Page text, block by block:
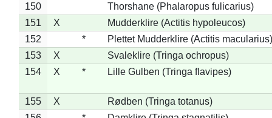
150
Thorshane (Phalaropus fulicarius)
151
X
Mudderklire (Actitis hypoleucos)
152
*
Plettet Mudderklire (Actitis macularius)
153
X
Svaleklire (Tringa ochropus)
154
X * Lille Gulben (Tringa flavipes)
155 X
Rødben (Tringa totanus)